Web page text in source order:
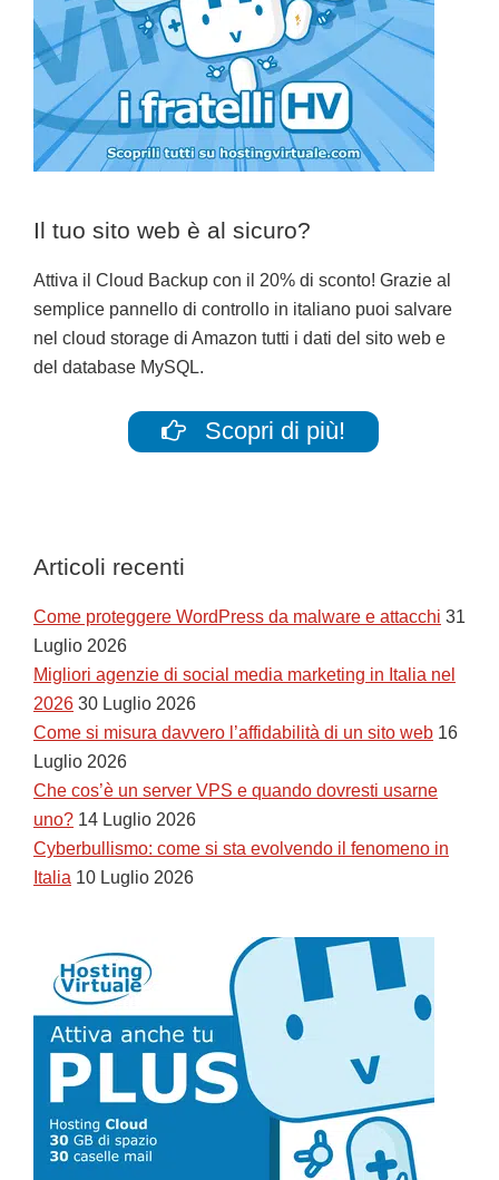
Il tuo sito web è al sicuro?
Attiva il Cloud Backup con il 20% di sconto! Grazie al
semplice pannello di controllo in italiano puoi salvare
nel cloud storage di Amazon tutti i dati del sito web e
del database MySQL.
Scopri di più!
Articoli recenti
Come proteggere WordPress da malware e attacchi 31
Luglio 2026
Migliori agenzie di social media marketing in Italia nel
2026 30 Luglio 2026
Come si misura davvero l’affidabilità di un sito web 16
Luglio 2026
Che cos’è un server VPS e quando dovresti usarne
uno? 14 Luglio 2026
Cyberbullismo: come si sta evolvendo il fenomeno in
Italia 10 Luglio 2026